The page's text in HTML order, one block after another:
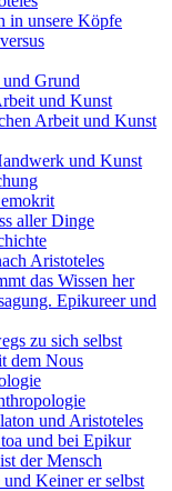
in unsere Köpfe
und Grund
und Kunst
Arbeit und Kunst
und Kunst
aller Dinge
Aristoteles
das Wissen her
Epikureer und
zu sich selbst
dem Nous
und Aristoteles
und bei Epikur
der Mensch
Keiner er selbst